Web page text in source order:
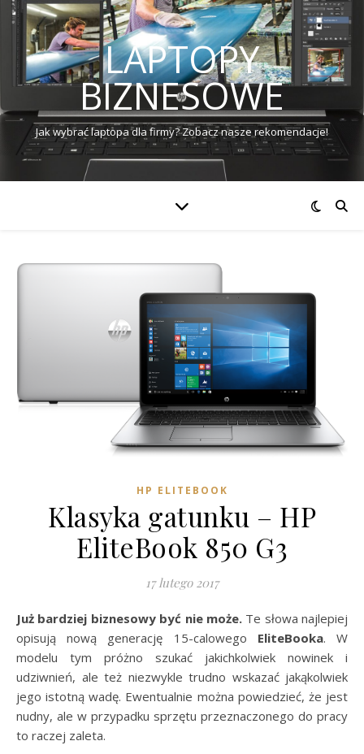
LAPTOPY
BIZNESOWE
Jak wybrać laptopa dla firmy? Zobacz nasze rekomendacje!
HP ELITEBOOK
Klasyka gatunku – HP
EliteBook 850 G3
17 lutego 2017
Już bardziej biznesowy być nie może.Te słowa najlepiej
opisują nową generację 15-calowego EliteBooka. W
modelu tym próżno szukać jakichkolwiek nowinek i
udziwnień, ale też niezwykle trudno wskazać jakąkolwiek
jego istotną wadę. Ewentualnie można powiedzieć, że jest
nudny, ale w przypadku sprzętu przeznaczonego do pracy
to raczej zaleta.